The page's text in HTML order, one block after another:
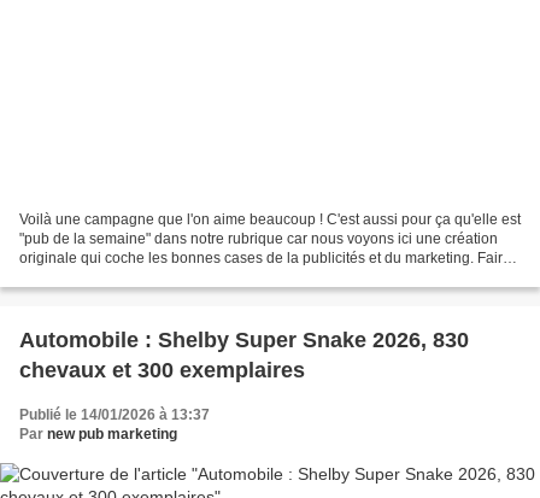
Voilà une campagne que l'on aime beaucoup ! C'est aussi pour ça qu'elle est
"pub de la semaine" dans notre rubrique car nous voyons ici une création
originale qui coche les bonnes cases de la publicités et du marketing. Faire
Automobile : Shelby Super Snake 2026, 830
chevaux et 300 exemplaires
Publié le 14/01/2026 à 13:37
Par new pub marketing